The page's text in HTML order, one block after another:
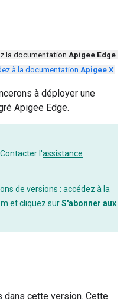
la documentation Apigee Edge.
à la documentation Apigee X.
à déployer une
Apigee Edge.
Contacter l'assistance
de versions : accédez à la
et cliquez surS'abonner aux
cette version. Cette